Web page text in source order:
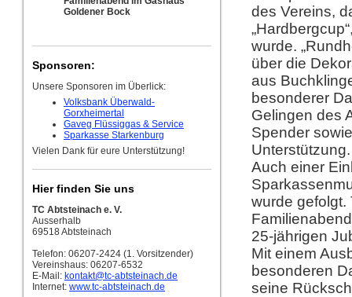
Goldener Bock
Sponsoren:
Unsere Sponsoren im Überlick:
Volksbank Überwald-
Gorxheimertal
Gaveg Flüssiggas & Service
Sparkasse Starkenburg
Vielen Dank für eure Unterstützung!
Hier finden Sie uns
TC Abtsteinach e. V.
Ausserhalb
69518 Abtsteinach
Telefon: 06207-2424 (1. Vorsitzender)
Vereinshaus: 06207-6532
E-Mail: kontakt@tc-abtsteinach.de
Internet: www.tc-abtsteinach.de
des Vereins,
wurde.
über die
aus
besonderer
Gelingen des
Spender
Unterstützung.
Auch einer
wurde gefolgt.
25-jährigen
Mit einem
besonderen
seine